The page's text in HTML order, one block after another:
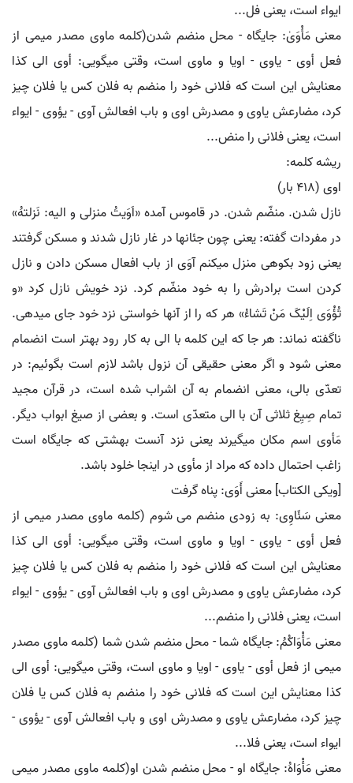
ایواء است، یعنی فل...
معنی مَأْوَیٰ: جایگاه - محل منضم شدن(کلمه ماوی مصدر میمی از
فعل أوی - یاوی - اویا و ماوی است، وقتی میگویی: أوی الی کذا
معنایش این است که فلانی خود را منضم به فلان کس یا فلان چیز
کرد، مضارعش یاوی و مصدرش اوی و باب افعالش آوی - یؤوی - ایواء
است، یعنی فلانی را منض...
ریشه کلمه:
اوی (۴۱۸ بار)
نازل شدن. منضّم شدن. در قاموس آمده «اَوَیتُ منزلی و الیه: نَزلتهُ»
در مفردات گفته: یعنی چون جئانها در غار نازل شدند و مسکن گرفتند
یعنی زود بکوهی منزل می‏کنم آوَی از باب افعال مسکن دادن و نازل
کردن است برادرش را به خود منضّم کرد. نزد خویش نازل کرد «و
تُؤْوَی اِلَیْکَ مَنْ تَشاءُ» هر که را از آنها خواستی نزد خود جای می‏دهی.
ناگفته نماند: هر جا که این کلمه با الی به کار رود بهتر است انضمام
معنی شود و اگر معنی حقیقی آن نزول باشد لازم است بگوئیم: در
تعدّی بالی، معنی انضمام به آن اشراب شده است، در قرآن مجید
تمام صِیِغ ثلاثی آن با الی متعدّی است. و بعضی از صیغ ابواب دیگر.
مَأوی اسم مکان می‏گیرند یعنی نزد آنست بهشتی که جایگاه است
زاغب احتمال داده که مراد از مأوی در اینجا خلود باشد.
[ویکی الکتاب] معنی أَوَی: پناه گرفت
معنی سَئَاوِی: به زودی منضم می شوم (کلمه ماوی مصدر میمی از
فعل أوی - یاوی - اویا و ماوی است، وقتی میگویی: أوی الی کذا
معنایش این است که فلانی خود را منضم به فلان کس یا فلان چیز
کرد، مضارعش یاوی و مصدرش اوی و باب افعالش آوی - یؤوی - ایواء
است، یعنی فلانی را منضم...
معنی مَأْوَاکُمُ: جایگاه شما - محل منضم شدن شما (کلمه ماوی مصدر
میمی از فعل أوی - یاوی - اویا و ماوی است، وقتی میگویی: أوی الی
کذا معنایش این است که فلانی خود را منضم به فلان کس یا فلان
چیز کرد، مضارعش یاوی و مصدرش اوی و باب افعالش آوی - یؤوی -
ایواء است، یعنی فلا...
معنی مَأْوَاهُ: جایگاه او - محل منضم شدن او(کلمه ماوی مصدر میمی